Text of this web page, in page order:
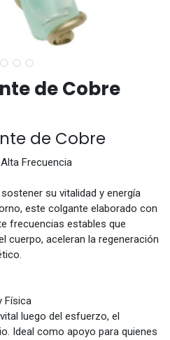
de Cobre
de Cobre
Frecuencia
su vitalidad y energía
este colgante elaborado con
frecuencias estables que
cuerpo, aceleran la regeneración
Física
luego del esfuerzo, el
Ideal como apoyo para quienes